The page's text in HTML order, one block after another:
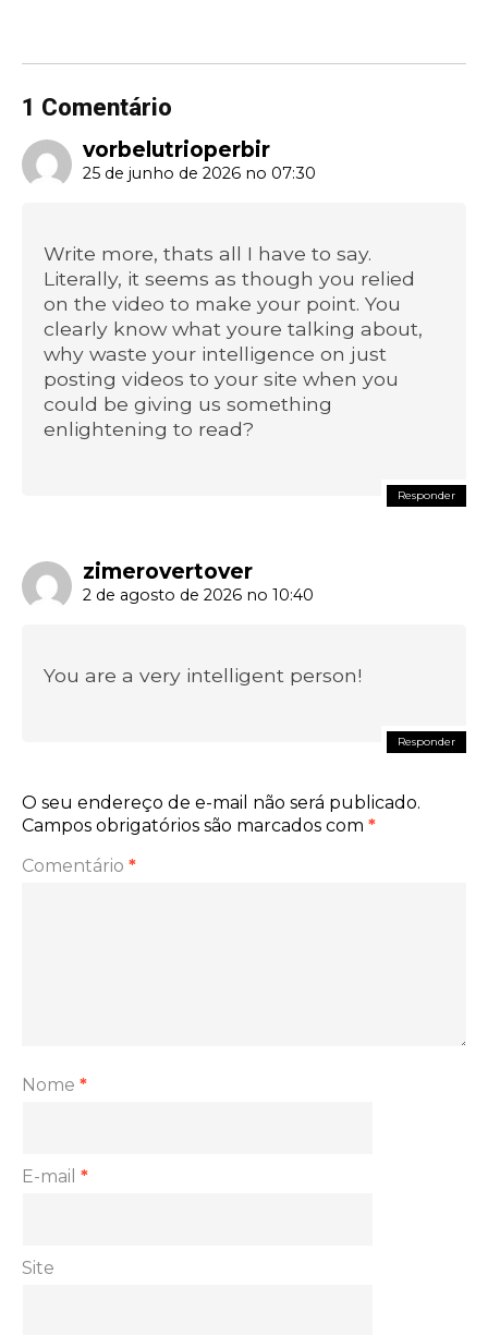
1 Comentário
vorbelutrioperbir
25 de junho de 2026 no 07:30
Write more, thats all I have to say.
Literally, it seems as though you relied
on the video to make your point. You
clearly know what youre talking about,
why waste your intelligence on just
posting videos to your site when you
could be giving us something
enlightening to read?
Responder
zimerovertover
2 de agosto de 2026 no 10:40
You are a very intelligent person!
Responder
O seu endereço de e-mail não será publicado.
Campos obrigatórios são marcados com *
Comentário *
Nome *
E-mail *
Site